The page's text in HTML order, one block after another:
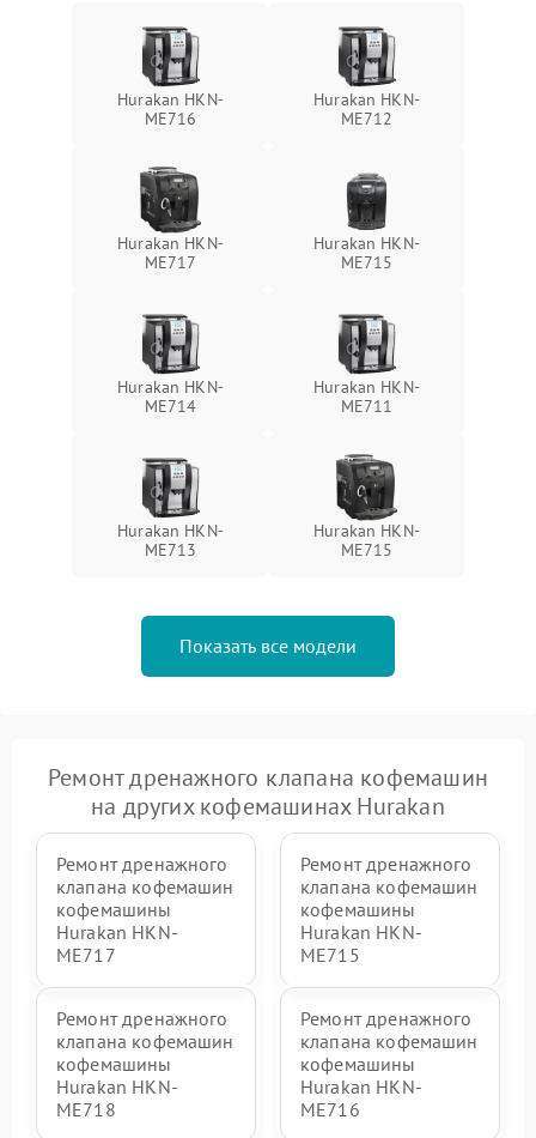
Hurakan HKN-
ME716
Hurakan HKN-
ME712
Hurakan HKN-
ME717
Hurakan HKN-
ME715
Hurakan HKN-
ME714
Hurakan HKN-
ME711
Hurakan HKN-
ME713
Hurakan HKN-
ME715
Показать все модели
Ремонт дренажного клапана кофемашин
на других кофемашинах Hurakan
Ремонт дренажного
клапана кофемашин
кофемашины
Hurakan HKN-
ME717
Ремонт дренажного
клапана кофемашин
кофемашины
Hurakan HKN-
ME715
Ремонт дренажного
клапана кофемашин
кофемашины
Hurakan HKN-
ME718
Ремонт дренажного
клапана кофемашин
кофемашины
Hurakan HKN-
ME716